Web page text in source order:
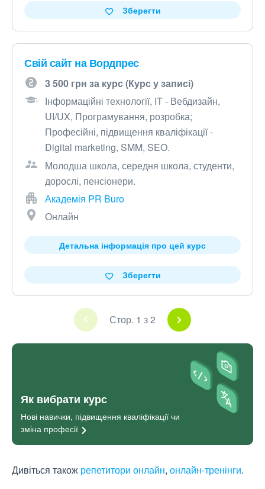
Зберегти
Свій сайт на Вордпрес
3 500 грн за курс (Курс у записі)
Інформаційні технології, IT - Вебдизайн,
UI/UX, Програмування, розробка;
Професійні, підвищення кваліфікації -
Digital marketing, SMM, SEO.
Молодша школа, середня школа, студенти,
дорослі, пенсіонери.
Академія PR Buro
Онлайн
Детальна інформація про цей курс
Зберегти
Стор. 1 з 2
Як вибрати курс
Нові навички, підвищення кваліфікації чи
зміна професії
Дивіться також репетитори онлайн, онлайн-тренінги.